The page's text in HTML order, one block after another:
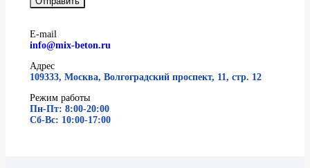
E-mail
info@mix-beton.ru
Адрес
109333, Москва, Волгоградский проспект, 11, стр. 12
Режим работы
Пн-Пт: 8:00-20:00
Сб-Вс: 10:00-17:00